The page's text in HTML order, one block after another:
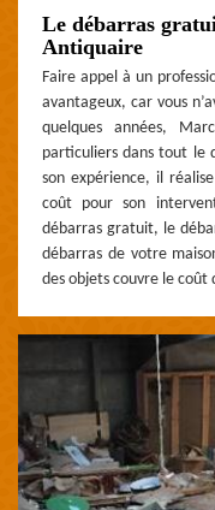
Le débarras
Antiquaire
Faire appel à un
avantageux, car vous
quelques années,
particuliers dans tout le
son expérience, il
coût pour son
débarras gratuit, le
débarras de votre
des objets couvre le